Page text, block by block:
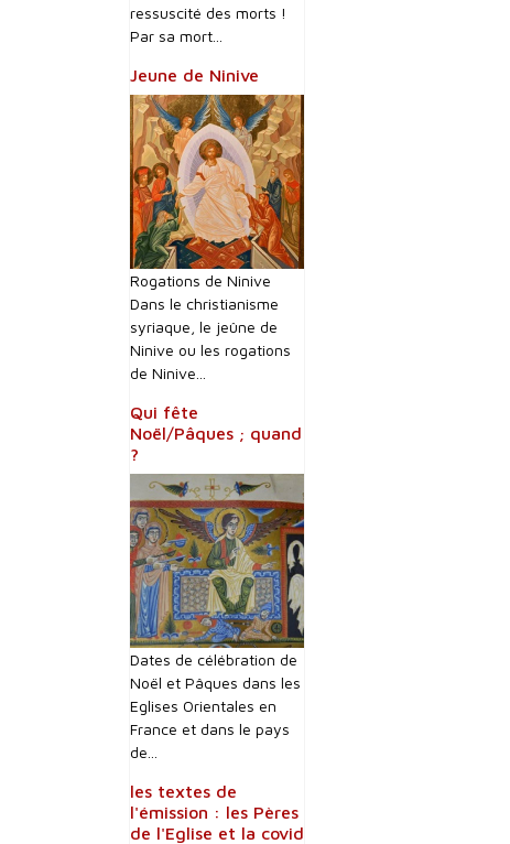
ressuscité des morts !
Par sa mort...
Jeune de Ninive
Rogations de Ninive
Dans le christianisme
syriaque, le jeûne de
Ninive ou les rogations
de Ninive...
Qui fête
Noël/Pâques ; quand
?
Dates de célébration de
Noël et Pâques dans les
Eglises Orientales en
France et dans le pays
de...
les textes de
l'émission : les Pères
de l'Eglise et la covid